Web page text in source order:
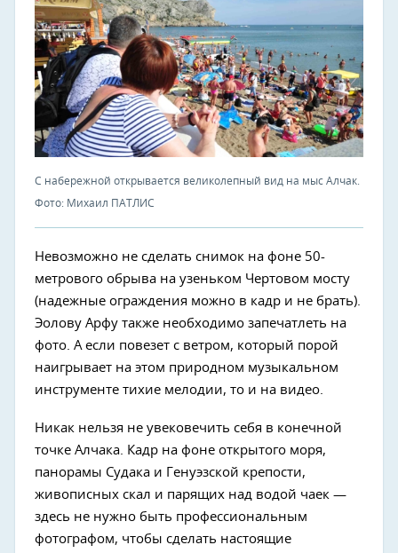
С набережной открывается великолепный вид на мыс Алчак.
Фото: Михаил ПАТЛИС
Невозможно не сделать снимок на фоне 50-
метрового обрыва на узеньком Чертовом мосту
(надежные ограждения можно в кадр и не брать).
Эолову Арфу также необходимо запечатлеть на
фото. А если повезет с ветром, который порой
наигрывает на этом природном музыкальном
инструменте тихие мелодии, то и на видео.
Никак нельзя не увековечить себя в конечной
точке Алчака. Кадр на фоне открытого моря,
панорамы Судака и Генуэзской крепости,
живописных скал и парящих над водой чаек —
здесь не нужно быть профессиональным
фотографом, чтобы сделать настоящие